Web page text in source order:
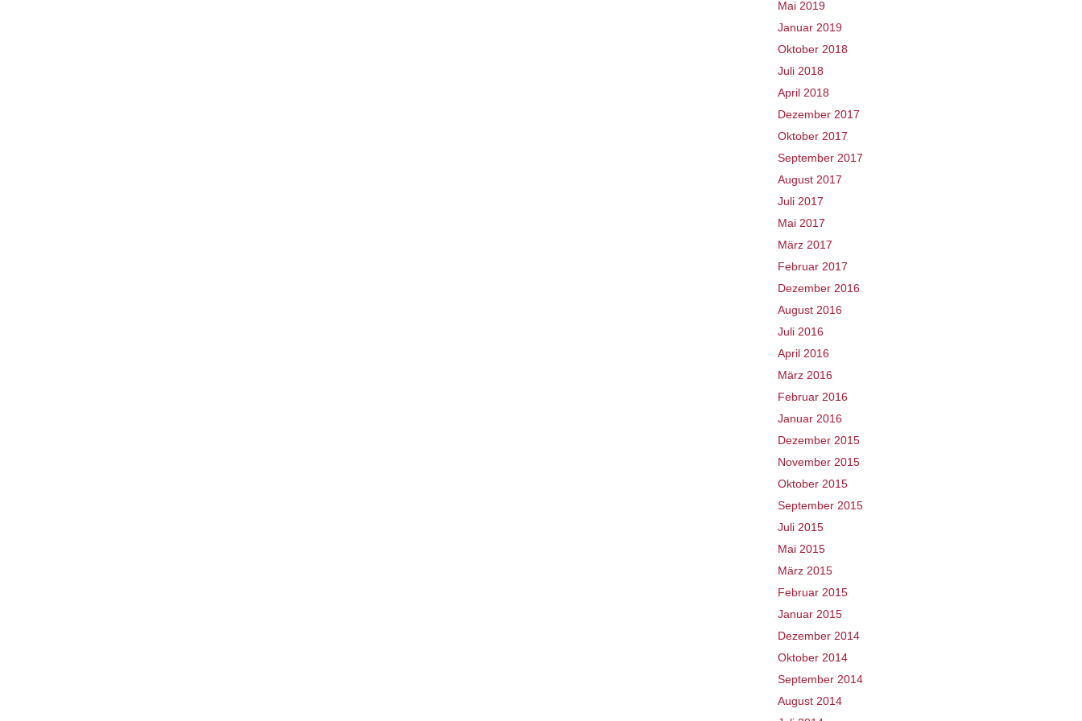
Mai 2019
Januar 2019
Oktober 2018
Juli 2018
April 2018
Dezember 2017
Oktober 2017
September 2017
August 2017
Juli 2017
Mai 2017
März 2017
Februar 2017
Dezember 2016
August 2016
Juli 2016
April 2016
März 2016
Februar 2016
Januar 2016
Dezember 2015
November 2015
Oktober 2015
September 2015
Juli 2015
Mai 2015
März 2015
Februar 2015
Januar 2015
Dezember 2014
Oktober 2014
September 2014
August 2014